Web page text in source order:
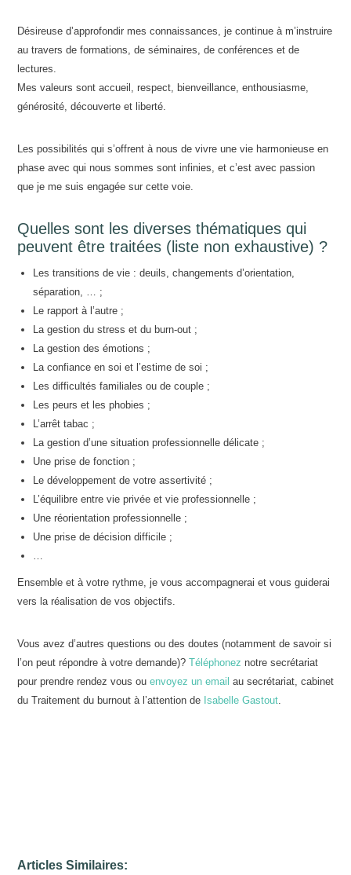
Désireuse d’approfondir mes connaissances, je continue à m’instruire
au travers de formations, de séminaires, de conférences et de
lectures.
Mes valeurs sont accueil, respect, bienveillance, enthousiasme,
générosité, découverte et liberté.
Les possibilités qui s’offrent à nous de vivre une vie harmonieuse en
phase avec qui nous sommes sont infinies, et c’est avec passion
que je me suis engagée sur cette voie.
Quelles sont les diverses thématiques qui
peuvent être traitées (liste non exhaustive) ?
Les transitions de vie : deuils, changements d’orientation,
séparation, … ;
Le rapport à l’autre ;
La gestion du stress et du burn-out ;
La gestion des émotions ;
La confiance en soi et l’estime de soi ;
Les difficultés familiales ou de couple ;
Les peurs et les phobies ;
L’arrêt tabac ;
La gestion d’une situation professionnelle délicate ;
Une prise de fonction ;
Le développement de votre assertivité ;
L’équilibre entre vie privée et vie professionnelle ;
Une réorientation professionnelle ;
Une prise de décision difficile ;
Ensemble et à votre rythme, je vous accompagnerai et vous guiderai
vers la réalisation de vos objectifs.
Vous avez d’autres questions ou des doutes (notamment de savoir si
l’on peut répondre à votre demande)? Téléphonez notre secrétariat
pour prendre rendez vous ou envoyez un email au secrétariat, cabinet
du Traitement du burnout à l’attention de Isabelle Gastout
Articles Similaires: